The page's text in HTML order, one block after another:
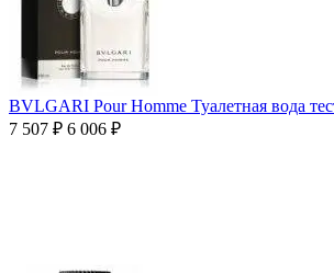
BVLGARI Pour Homme Туалетная вода
7 507 ₽ 6 006 ₽